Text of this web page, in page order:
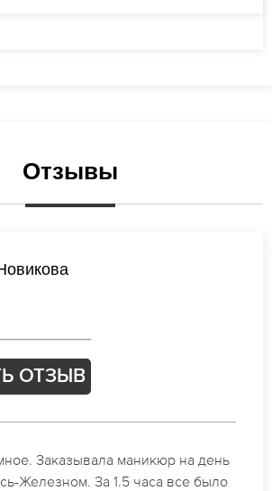
Отзывы
Попова
ОТЗЫВ
своего дела по
Железном. Замечательный